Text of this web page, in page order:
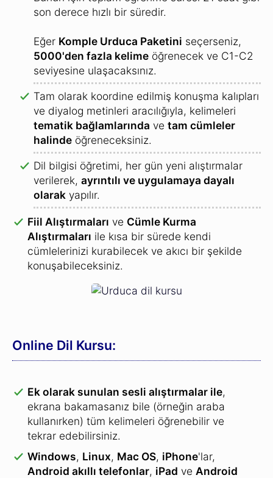
son derece hızlı bir süredir.
Eğer Komple Urduca Paketini seçerseniz,
5000'den fazla kelime öğrenecek ve C1-C2
seviyesine ulaşacaksınız.
Tam olarak koordine edilmiş konuşma kalıpları
ve diyalog metinleri aracılığıyla, kelimeleri
tematik bağlamlarında ve tam cümleler
halinde öğreneceksiniz.
Dil bilgisi öğretimi, her gün yeni alıştırmalar
verilerek, ayrıntılı ve uygulamaya dayalı
olarak yapılır.
Fiil Alıştırmaları ve Cümle Kurma
Alıştırmaları ile kısa bir sürede kendi
cümlelerinizi kurabilecek ve akıcı bir şekilde
konuşabileceksiniz.
Online Dil Kursu:
Ek olarak sunulan sesli alıştırmalar ile,
ekrana bakamasanız bile (örneğin araba
kullanırken) tüm kelimeleri öğrenebilir ve
tekrar edebilirsiniz.
Windows, Linux, Mac OS, iPhone'lar,
Android akıllı telefonlar, iPad ve Android